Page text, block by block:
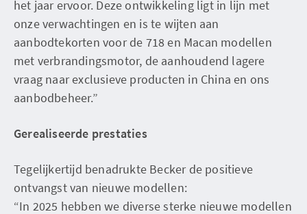
het jaar ervoor. Deze ontwikkeling ligt in lijn met
onze verwachtingen en is te wijten aan
aanbodtekorten voor de 718 en Macan modellen
met verbrandingsmotor, de aanhoudend lagere
vraag naar exclusieve producten in China en ons
aanbodbeheer.”
Gerealiseerde prestaties
Tegelijkertijd benadrukte Becker de positieve
ontvangst van nieuwe modellen:
“In 2025 hebben we diverse sterke nieuwe modellen